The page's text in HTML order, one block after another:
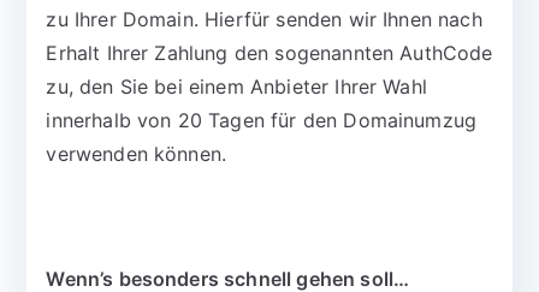
zu Ihrer Domain. Hierfür senden wir Ihnen nach
Erhalt Ihrer Zahlung den sogenannten AuthCode
zu, den Sie bei einem Anbieter Ihrer Wahl
innerhalb von 20 Tagen für den Domainumzug
verwenden können.
Wenn’s besonders schnell gehen soll…